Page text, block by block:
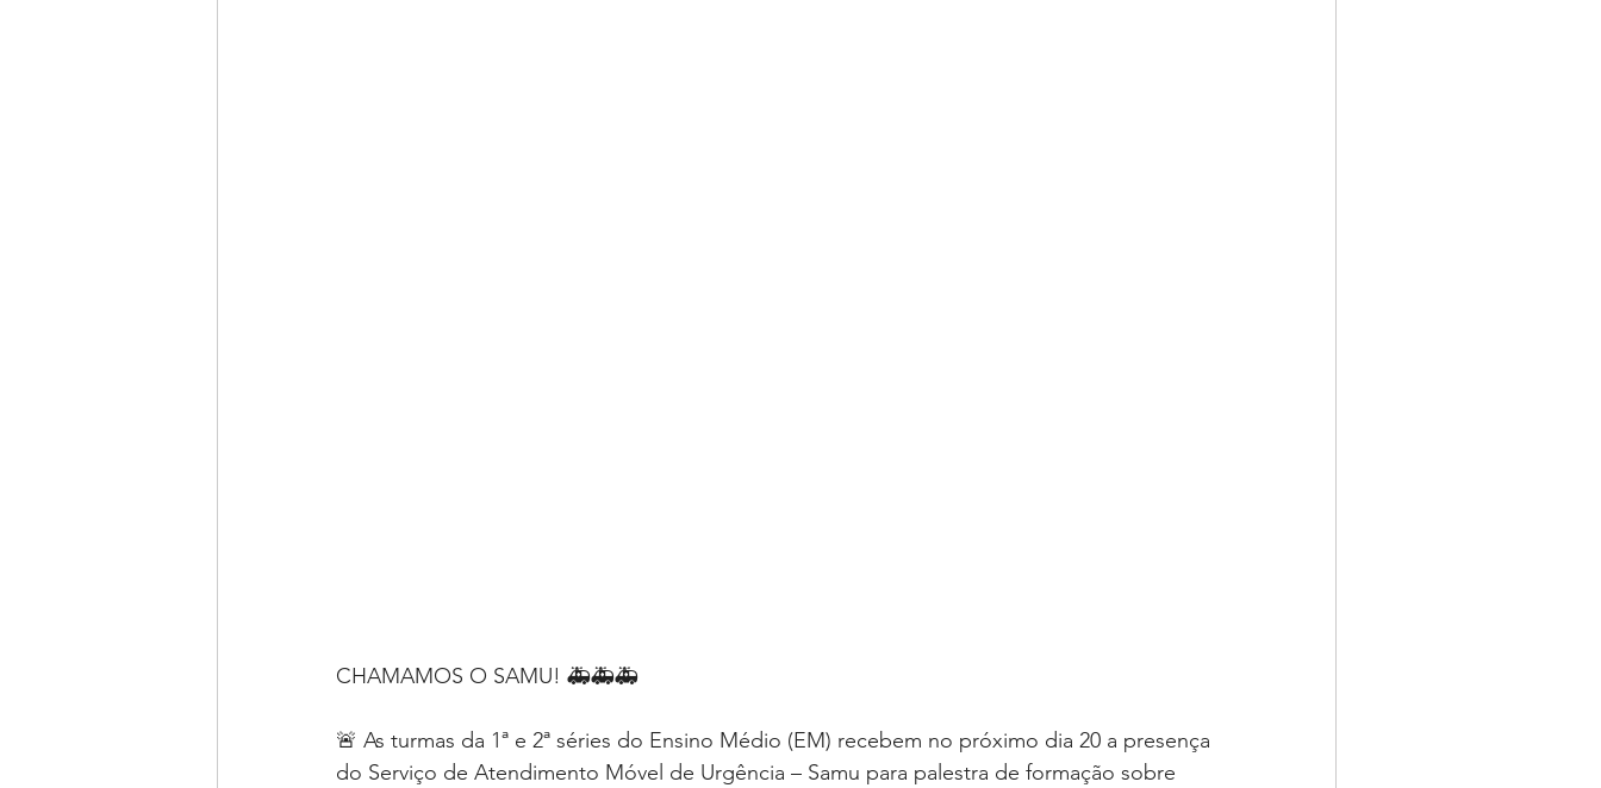
CHAMAMOS O SAMU! 🚑🚑🚑
🚨 As turmas da 1ª e 2ª séries do Ensino Médio (EM) recebem no próximo dia 20 a presença
do Serviço de Atendimento Móvel de Urgência – Samu para palestra de formação sobre